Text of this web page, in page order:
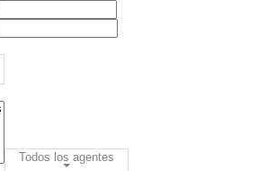
Todos los agentes